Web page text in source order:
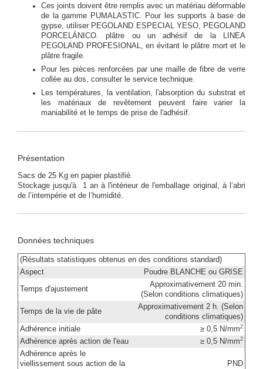
Ces joints doivent être remplis avec un matériau déformable
de la gamme PUMALASTIC. Pour les supports à base de
gypse, utiliser PEGOLAND ESPECIAL YESO, PEGOLAND
PORCELÁNICO. plâtre ou un adhésif de la LINEA
PEGOLAND PROFESIONAL, en évitant le plâtre mort et le
plâtre fragile.
Pour les pièces renforcées par une maille de fibre de verre
collée au dos, consulter le service technique.
Les températures, la ventilation, l'absorption du substrat et
les matériaux de revêtement peuvent faire varier la
maniabilité et le temps de prise de l'adhésif.
Présentation
Sacs de 25 Kg en papier plastifié.
Stockage jusqu'à 1 an à l'intérieur de l'emballage original, à l’abri
de l’intempérie et de l’humidité.
Données techniques
(Résultats statistiques obtenus en des conditions standard)
Aspect
Poudre BLANCHE ou GRISE
Temps d'ajustement
Approximativement 20 min.
(Selon conditions climatiques)
Temps de la vie de pâte
Approximativement 2 h. (Selon
conditions climatiques)
Adhérence initiale
≥ 0,5 N/mm2
Adhérence après action de l'eau ≥ 0,5 N/mm2
Adhérence après le
viellissement sous action de la
PND